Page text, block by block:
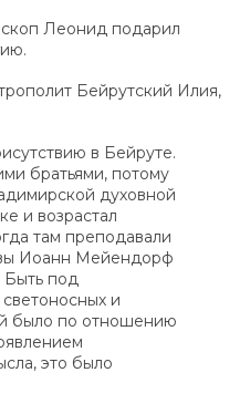
Леонид подарил
Бейрутский Илия,
в Бейруте.
братьями, потому
духовной
и возрастал
там преподавали
Иоанн Мейендорф
под
и
было по отношению
это было